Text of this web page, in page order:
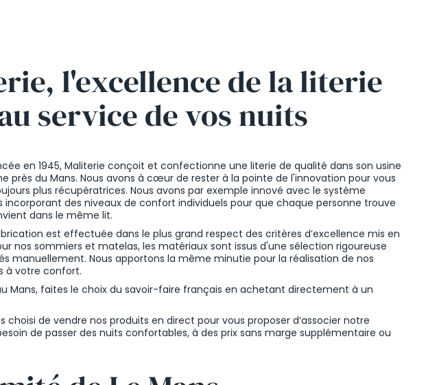
l'excellence de la literie
service de vos nuits
en 1945, Maliterie conçoit et confectionne une literie de qualité dans son usine
près du Mans. Nous avons à cœur de rester à la pointe de l'innovation pour vous
plus récupératrices. Nous avons par exemple innové avec le système
des niveaux de confort individuels pour que chaque personne trouve
dans le même lit.
est effectuée dans le plus grand respect des critères d’excellence mis en
nos sommiers et matelas, les matériaux sont issus d'une sélection rigoureuse
manuellement. Nous apportons la même minutie pour la réalisation de nos
à votre confort.
Mans, faites le choix du savoir-faire français en achetant directement à un
choisi de vendre nos produits en direct pour vous proposer d’associer notre
de passer des nuits confortables, à des prix sans marge supplémentaire ou